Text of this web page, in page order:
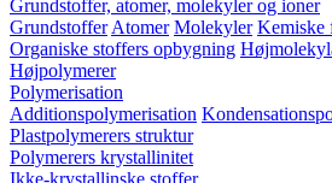
Grundstoffer, atomer, molekyler og ioner
Grundstoffer Atomer Molekyler Kemiske
Organiske stoffers opbygning
Højpolymerer
Polymerisation
Additionspolymerisation
Plastpolymerers struktur
Polymerers krystallinitet
Ikke-krystallinske stoffer